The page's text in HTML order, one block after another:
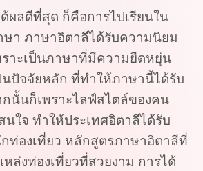
ผลดีที่สุด ก็คือการไปเรียนใน
ษา ภาษาอิตาลีได้รับความนิยม
ราะเป็นภาษาที่มีความยืดหยุ่น
นปัจจัยหลัก ที่ทำให้ภาษานี้ได้รับ
นั้นก็เพราะไลฟ์สไตล์ของคน
ใจ ทำให้ประเทศอิตาลีได้รับ
ท่องเที่ยว หลักสูตรภาษาอิตาลีที่
ล่งท่องเที่ยวที่สวยงาม การได้